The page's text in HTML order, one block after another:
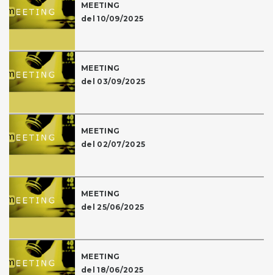
MEETING
del 10/09/2025
MEETING
del 03/09/2025
MEETING
del 02/07/2025
MEETING
del 25/06/2025
MEETING
del 18/06/2025